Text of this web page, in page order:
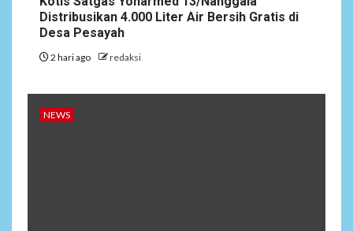
Dinilai Cederai Martabat
Distribusikan 4.000 Liter Air Bersih Gratis di
Desa Pesayah
2 hari ago redaksi
NEWS